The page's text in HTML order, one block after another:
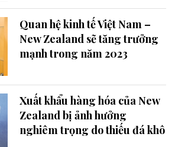
Quan hệ kinh tế Việt Nam –
New Zealand sẽ tăng trưởng
mạnh trong năm 2023
Xuất khẩu hàng hóa của New
Zealand bị ảnh hưởng
nghiêm trọng do thiếu đá khô